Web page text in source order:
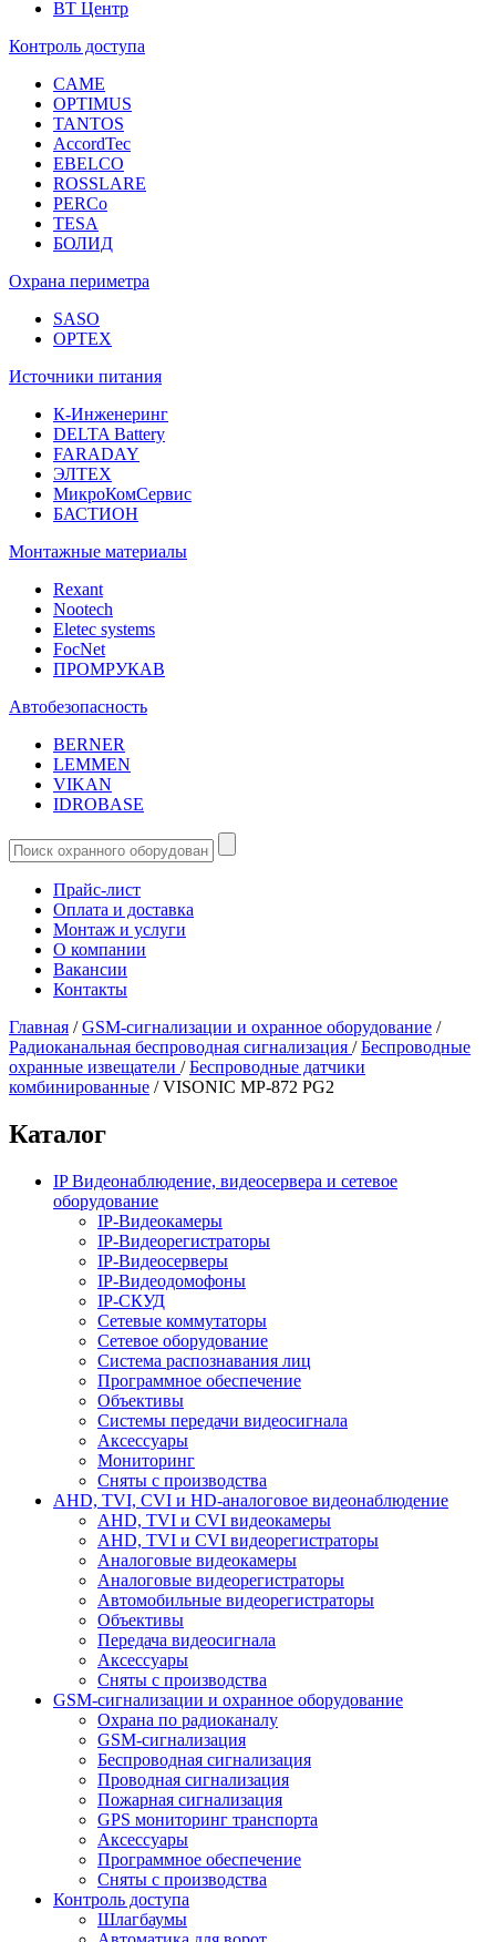
ВТ Центр
Контроль доступа
CAME
OPTIMUS
TANTOS
AccordTec
EBELCO
ROSSLARE
PERCo
TESA
БОЛИД
Охрана периметра
SASO
OPTEX
Источники питания
К-Инженеринг
DELTA Battery
FARADAY
ЭЛТЕХ
МикроКомСервис
БАСТИОН
Монтажные материалы
Rexant
Nootech
Eletec systems
FocNet
ПРОМРУКАВ
Автобезопасность
BERNER
LEMMEN
VIKAN
IDROBASE
Прайс-лист
Оплата и доставка
Монтаж и услуги
О компании
Вакансии
Контакты
Главная /GSM-сигнализации и охранное оборудование /
Радиоканальная беспроводная сигнализация /Беспроводные
охранные извещатели /Беспроводные датчики
комбинированные /VISONIC MP-872 PG2
Каталог
IP Видеонаблюдение, видеосервера и сетевое
оборудование
IP-Видеокамеры
IP-Видеорегистраторы
IP-Видеосерверы
IP-Видеодомофоны
IP-СКУД
Сетевые коммутаторы
Сетевое оборудование
Система распознавания лиц
Программное обеспечение
Объективы
Системы передачи видеосигнала
Аксессуары
Мониторинг
Сняты с производства
AHD, TVI, CVI и HD-аналоговое видеонаблюдение
AHD, TVI и CVI видеокамеры
AHD, TVI и CVI видеорегистраторы
Аналоговые видеокамеры
Аналоговые видеорегистраторы
Автомобильные видеорегистраторы
Объективы
Передача видеосигнала
Аксессуары
Сняты с производства
GSM-сигнализации и охранное оборудование
Охрана по радиоканалу
GSM-сигнализация
Беспроводная сигнализация
Проводная сигнализация
Пожарная сигнализация
GPS мониторинг транспорта
Аксессуары
Программное обеспечение
Сняты с производства
Контроль доступа
Шлагбаумы